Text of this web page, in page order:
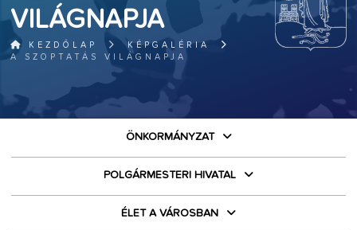
VILÁGNAPJA
KEZDŐLAP
KÉPGALÉRIA
A SZOPTATÁS VILÁGNAPJA
ÖNKORMÁNYZAT
POLGÁRMESTERI HIVATAL
ÉLET A VÁROSBAN